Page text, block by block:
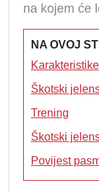
na kojem će
NA OVOJ
Karakteristike
Škotski
Trening
Škotski
Povijest